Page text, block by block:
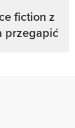
fiction z
przegapić